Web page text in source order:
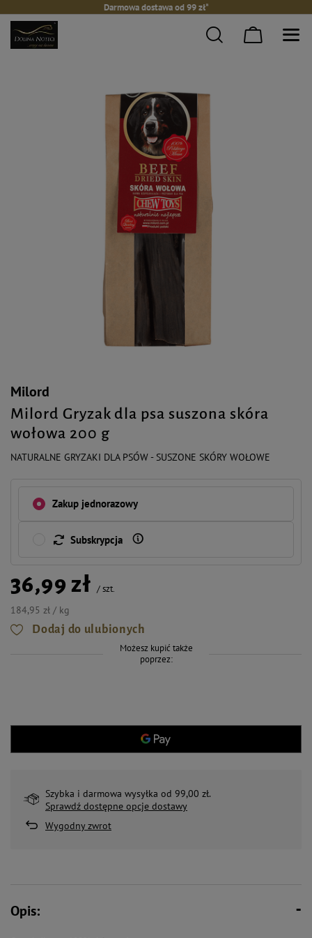
Darmowa dostawa od 99 zł*
Milord
Milord Gryzak dla psa suszona skóra
wołowa 200 g
NATURALNE GRYZAKI DLA PSÓW - SUSZONE SKÓRY WOŁOWE
Zakup jednorazowy
Subskrypcja
36,99 zł /szt.
184,95 zł / kg
Dodaj do ulubionych
Możesz kupić także
poprzez:
Szybka i darmowa wysyłka od 99,00 zł.
Sprawdź dostępne opcje dostawy
Wygodny zwrot
Opis: